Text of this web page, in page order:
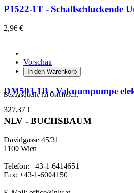
P1522-1T - Schallschluckende
2,96 €
Vorschau
In den Warenkorb
DM503-1B - Vakuumpumpe
327,37 €
Bezugsquelle für Österreich:
NLV - BUCHSBAUM
Davidgasse 45/31
1100 Wien
Telefon: +43-1-6414651
Fax: +43-1-6004150